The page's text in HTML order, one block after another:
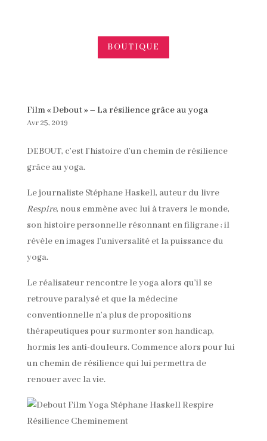
BOUTIQUE
Film « Debout » – La résilience grâce au yoga
Avr 25, 2019
DEBOUT, c’est l’histoire d’un chemin de résilience
grâce au yoga.
Le journaliste Stéphane Haskell, auteur du livre
Respire, nous emmène avec lui à travers le monde,
son histoire personnelle résonnant en filigrane ; il
révèle en images l’universalité et la puissance du
yoga.
Le réalisateur rencontre le yoga alors qu’il se
retrouve paralysé et que la médecine
conventionnelle n’a plus de propositions
thérapeutiques pour surmonter son handicap,
hormis les anti-douleurs. Commence alors pour lui
un chemin de résilience qui lui permettra de
renouer avec la vie.